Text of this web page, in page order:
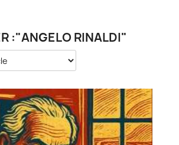
:"ANGELO RINALDI"